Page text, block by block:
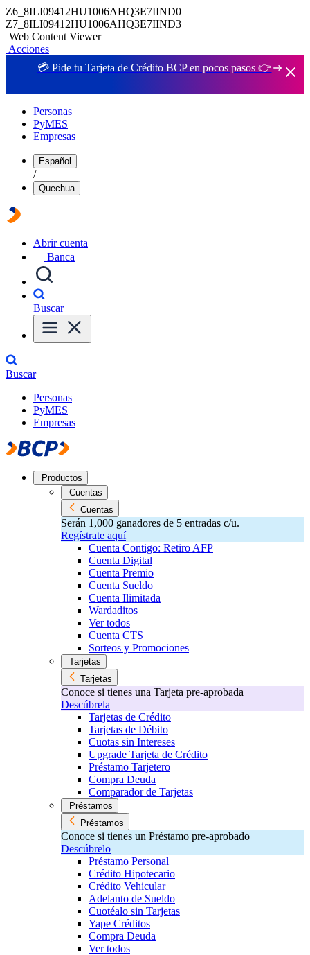
Z6_8ILI09412HU1006AHQ3E7IIND0
Z7_8ILI09412HU1006AHQ3E7IIND3
Web Content Viewer
Acciones
💳 Pide tu Tarjeta de Crédito BCP en pocos pasos 👉
Personas
PyMES
Empresas
Español
/
Quechua
Abrir cuenta
Banca
Buscar
Buscar
Personas
PyMES
Empresas
Productos
Cuentas
Cuentas
Serán 1,000 ganadores de 5 entradas c/u.
Regístrate aquí
Cuenta Contigo: Retiro AFP
Cuenta Digital
Cuenta Premio
Cuenta Sueldo
Cuenta Ilimitada
Wardaditos
Ver todos
Cuenta CTS
Sorteos y Promociones
Tarjetas
Tarjetas
Conoce si tienes una Tarjeta pre-aprobada
Descúbrela
Tarjetas de Crédito
Tarjetas de Débito
Cuotas sin Intereses
Upgrade Tarjeta de Crédito
Préstamo Tarjetero
Compra Deuda
Comparador de Tarjetas
Préstamos
Préstamos
Conoce si tienes un Préstamo pre-aprobado
Descúbrelo
Préstamo Personal
Crédito Hipotecario
Crédito Vehicular
Adelanto de Sueldo
Cuotéalo sin Tarjetas
Yape Créditos
Compra Deuda
Ver todos